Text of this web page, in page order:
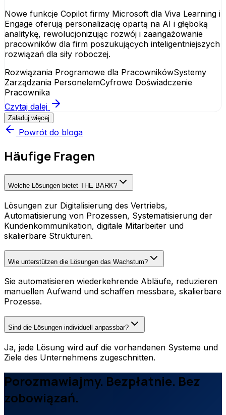
Nowe funkcje Copilot firmy Microsoft dla Viva Learning i
Engage oferują personalizację opartą na AI i głęboką
analitykę, rewolucjonizując rozwój i zaangażowanie
pracowników dla firm poszukujących inteligentniejszych
rozwiązań dla siły roboczej.
Rozwiązania Programowe dla PracownikówSystemy
Zarządzania PersonelemCyfrowe Doświadczenie
Pracownika
Czytaj dalej
Załaduj więcej
Powrót do bloga
Häufige Fragen
Welche Lösungen bietet THE BARK?
Lösungen zur Digitalisierung des Vertriebs,
Automatisierung von Prozessen, Systematisierung der
Kundenkommunikation, digitale Mitarbeiter und
skalierbare Strukturen.
Wie unterstützen die Lösungen das Wachstum?
Sie automatisieren wiederkehrende Abläufe, reduzieren
manuellen Aufwand und schaffen messbare, skalierbare
Prozesse.
Sind die Lösungen individuell anpassbar?
Ja, jede Lösung wird auf die vorhandenen Systeme und
Ziele des Unternehmens zugeschnitten.
Porozmawiajmy. Bezpłatnie. Bez
zobowiązań.